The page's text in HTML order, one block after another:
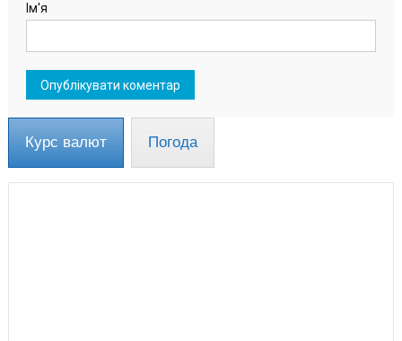
Ім'я
Курс валют Погода